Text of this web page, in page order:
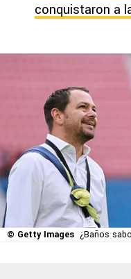
conquistaron a
© Getty Images ¿Baños